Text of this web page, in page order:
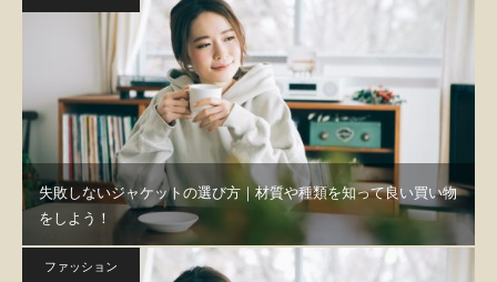
失敗しないジャケットの選び方｜材質や種類を知って良い買い物
をしよう！
ファッション